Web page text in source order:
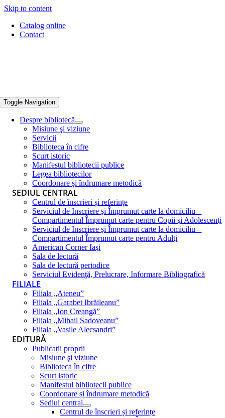
Skip to content
Catalog online
Contact
Toggle Navigation
Despre bibliotecă
Misiune şi viziune
Servicii
Biblioteca în cifre
Scurt istoric
Manifestul bibliotecii publice
Legea bibliotecilor
Coordonare și îndrumare metodică
SEDIUL CENTRAL
Centrul de înscrieri și referințe
Serviciul de Inscriere şi Împrumut carte la domiciliu –
Compartimentul Împrumut carte pentru Copii şi Adolescenţi
Serviciul de Inscriere şi Împrumut carte la domiciliu –
Compartimentul Împrumut carte pentru Adulţi
American Corner Iaşi
Sala de lectură
Sala de lectură periodice
Serviciul Evidenţă, Prelucrare, Informare Bibliografică
FILIALE
Filiala „Ateneu”
Filiala „Garabet Ibrăileanu”
Filiala „Ion Creangă”
Filiala „Mihail Sadoveanu”
Filiala „Vasile Alecsandri”
EDITURĂ
Publicații proprii
Misiune şi viziune
Biblioteca în cifre
Scurt istoric
Manifestul bibliotecii publice
Coordonare și îndrumare metodică
Sediul central
Centrul de înscrieri și referințe